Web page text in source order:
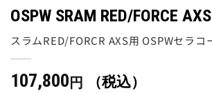
OSPW SRAM RED/FORCE
スラムRED/FORCR AXS用 OSPWセラコ
107,800 円 （税込）